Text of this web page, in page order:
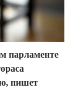
парламенте
пишет